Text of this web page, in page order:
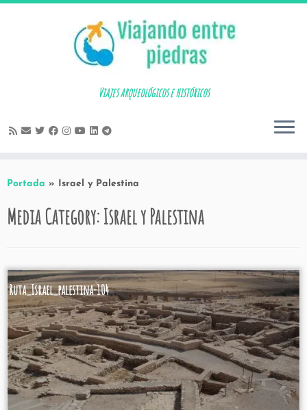
Skip
Viajes arqueológicos e históricos
Portada » Israel y Palestina
Media Category:Israel y Palestina
Ruta_Israel_palestina-104